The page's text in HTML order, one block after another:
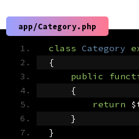
app/Category.php
class Category
{
public
{
return
}
}